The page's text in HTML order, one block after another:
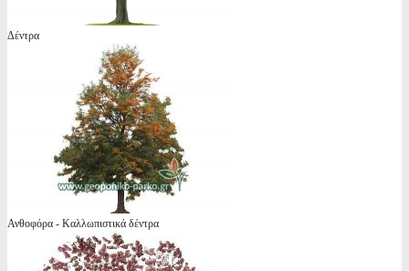
Δέντρα
Ανθοφόρα - Καλλωπιστικά δέντρα